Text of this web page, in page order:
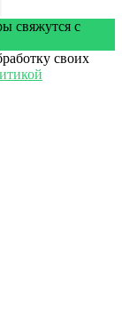
свяжутся с
своих